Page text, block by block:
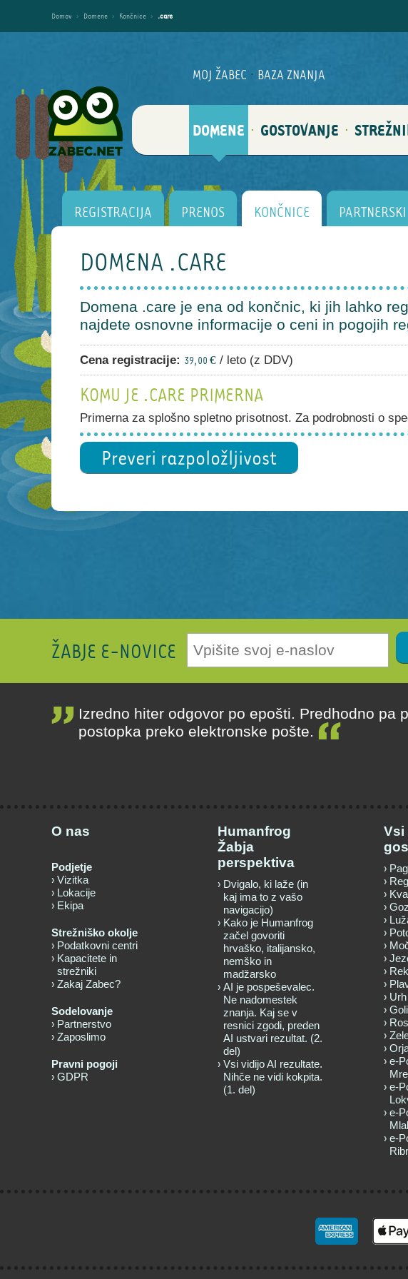
Domov › Domene › Končnice › .care
MOJ ŽABEC · BAZA ZNANJA
DOMENE · GOSTOVANJE ·
REGISTRACIJA PRENOS KONČNICE
DOMENA .CARE
Domena .care je ena od končnic, ki jih lahko
najdete osnovne informacije o ceni in pogojih
Cena registracije: 39,00 € / leto (z DDV)
KOMU JE .CARE PRIMERNA
Primerna za splošno spletno prisotnost. Za podrobnosti o
Preveri razpoložljivost
ŽABJE E-NOVICE
Izredno hiter odgovor po epošti. Predhodno pa
postopka preko elektronske pošte.
O nas
Podjetje
Vizitka
Lokacije
Ekipa
Strežniško okolje
Podatkovni centri
Kapacitete in
strežniki
Zakaj Zabec?
Sodelovanje
Partnerstvo
Zaposlimo
Pravni pogoji
GDPR
Humanfrog
Žabja
perspektiva
Dvigalo, ki laže (in
kaj ima to z vašo
navigacijo)
Kako je Humanfrog
začel govoriti
hrvaško, italijansko,
nemško in
madžarsko
AI je pospeševalec.
Ne nadomestek
znanja. Kaj se v
resnici zgodi, preden
AI ustvari rezultat. (2.
del)
Vsi vidijo AI rezultate.
Nihče ne vidi kokpita.
(1. del)
Vsi
Urh
e-
e-
e-
e-